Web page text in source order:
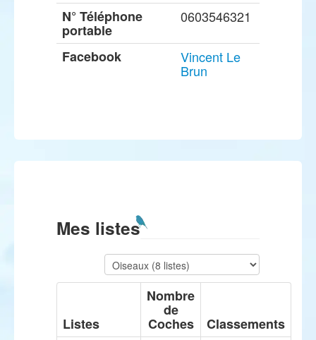
N° Téléphone
portable
0603546321
Facebook Vincent Le
Brun
Mes listes
Listes
Nombre
de
Coches Classements